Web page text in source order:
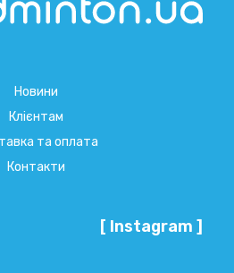
Новини
Клієнтам
та оплата
Контакти
[ Instagram ]